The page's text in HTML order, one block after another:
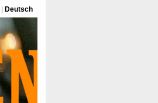
Deutsch